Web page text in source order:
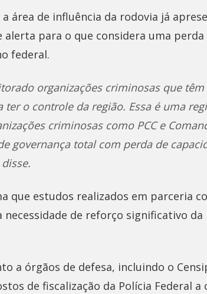
área de influência da rodovia já
alerta para o que considera uma
federal.
organizações criminosas que
ter o controle da região. Essa é uma
criminosas como PCC e
governança total com perda de
que estudos realizados em parceria
necessidade de reforço significativo
a órgãos de defesa, incluindo o
de fiscalização da Polícia Federal